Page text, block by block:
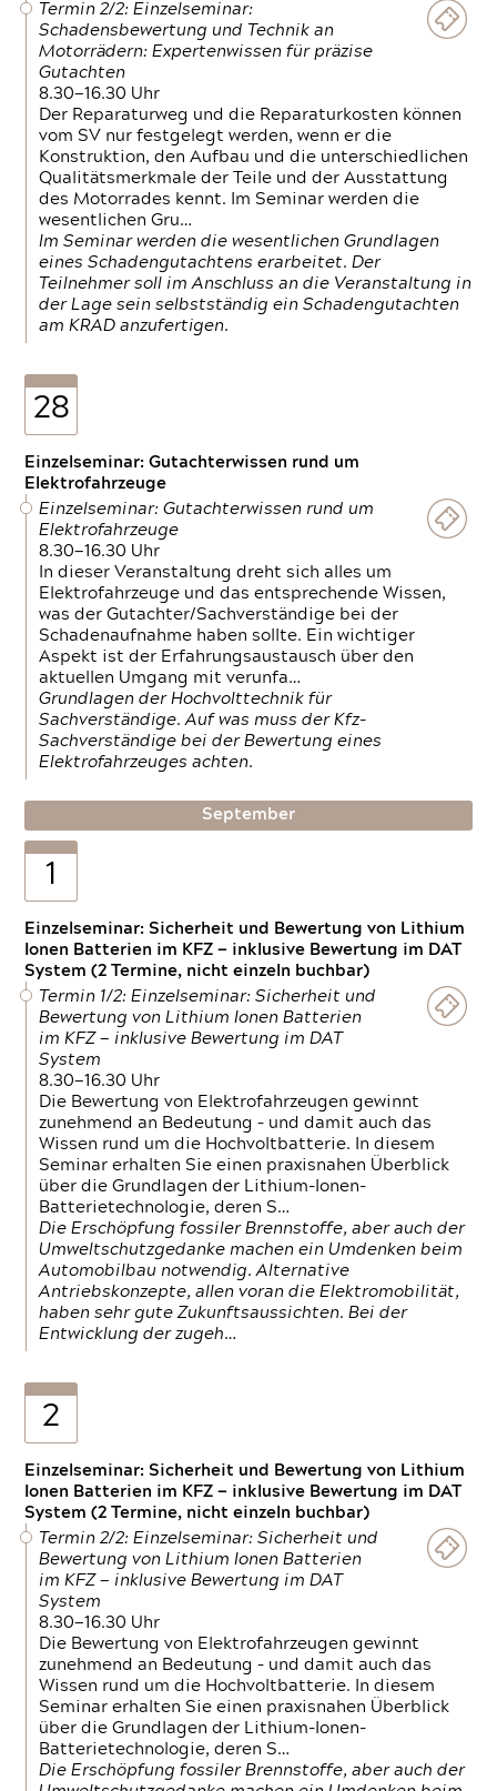
Termin 2/2: Einzelseminar:
Schadensbewertung und Technik an
Motorrädern: Expertenwissen für präzise
Gutachten
8.30—16.30 Uhr
Der Reparaturweg und die Reparaturkosten können
vom SV nur festgelegt werden, wenn er die
Konstruktion, den Aufbau und die unterschiedlichen
Qualitätsmerkmale der Teile und der Ausstattung
des Motorrades kennt. Im Seminar werden die
wesentlichen Gru…
Im Seminar werden die wesentlichen Grundlagen
eines Schadengutachtens erarbeitet. Der
Teilnehmer soll im Anschluss an die Veranstaltung in
der Lage sein selbstständig ein Schadengutachten
am KRAD anzufertigen.
28
Einzelseminar: Gutachterwissen rund um
Elektrofahrzeuge
Einzelseminar: Gutachterwissen rund um
Elektrofahrzeuge
8.30—16.30 Uhr
In dieser Veranstaltung dreht sich alles um
Elektrofahrzeuge und das entsprechende Wissen,
was der Gutachter/Sachverständige bei der
Schadenaufnahme haben sollte. Ein wichtiger
Aspekt ist der Erfahrungsaustausch über den
aktuellen Umgang mit verunfa…
Grundlagen der Hochvolttechnik für
Sachverständige. Auf was muss der Kfz-
Sachverständige bei der Bewertung eines
Elektrofahrzeuges achten.
September
1
Einzelseminar: Sicherheit und Bewertung von Lithium
Ionen Batterien im KFZ — inklusive Bewertung im DAT
System (2 Termine, nicht einzeln buchbar)
Termin 1/2: Einzelseminar: Sicherheit und
Bewertung von Lithium Ionen Batterien
im KFZ — inklusive Bewertung im DAT
System
8.30—16.30 Uhr
Die Bewertung von Elektrofahrzeugen gewinnt
zunehmend an Bedeutung – und damit auch das
Wissen rund um die Hochvoltbatterie. In diesem
Seminar erhalten Sie einen praxisnahen Überblick
über die Grundlagen der Lithium-Ionen-
Batterietechnologie, deren S…
Die Erschöpfung fossiler Brennstoffe, aber auch der
Umweltschutzgedanke machen ein Umdenken beim
Automobilbau notwendig. Alternative
Antriebskonzepte, allen voran die Elektromobilität,
haben sehr gute Zukunftsaussichten. Bei der
Entwicklung der zugeh…
2
Einzelseminar: Sicherheit und Bewertung von Lithium
Ionen Batterien im KFZ — inklusive Bewertung im DAT
System (2 Termine, nicht einzeln buchbar)
Termin 2/2: Einzelseminar: Sicherheit und
Bewertung von Lithium Ionen Batterien
im KFZ — inklusive Bewertung im DAT
System
8.30—16.30 Uhr
Die Bewertung von Elektrofahrzeugen gewinnt
zunehmend an Bedeutung – und damit auch das
Wissen rund um die Hochvoltbatterie. In diesem
Seminar erhalten Sie einen praxisnahen Überblick
über die Grundlagen der Lithium-Ionen-
Batterietechnologie, deren S…
Die Erschöpfung fossiler Brennstoffe, aber auch der